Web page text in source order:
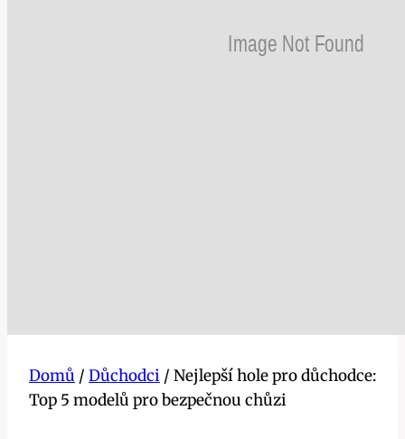
Domů / Důchodci / Nejlepší hole pro důchodce:
Top 5 modelů pro bezpečnou chůzi